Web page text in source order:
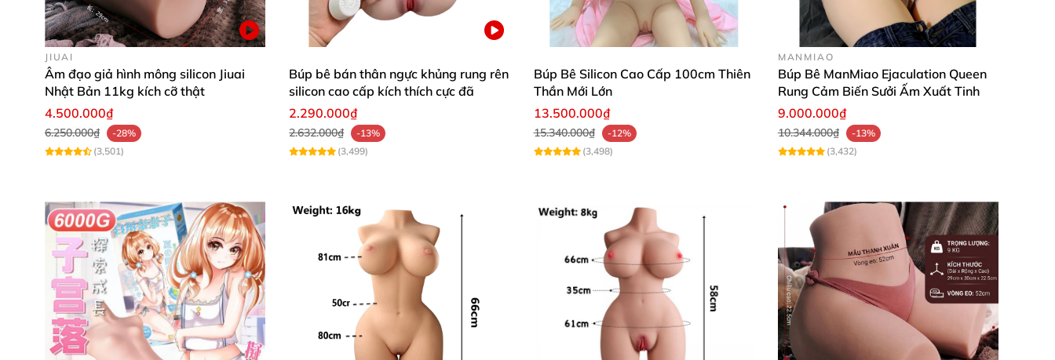
JIUAI
Âm đạo giả hình mông silicon Jiuai
Nhật Bản 11kg kích cỡ thật
4.500.000₫
6.250.000₫
-28%
(3,501)
Búp bê bán thân ngực khủng rung rên
silicon cao cấp kích thích cực đã
2.290.000₫
2.632.000₫
-13%
(3,499)
Búp Bê Silicon Cao Cấp 100cm Thiên
Thần Mới Lớn
13.500.000₫
15.340.000₫
-12%
(3,498)
MANMIAO
Búp Bê ManMiao Ejaculation Queen
Rung Cảm Biến Sưởi Ấm Xuất Tinh
9.000.000₫
10.344.000₫
-13%
(3,432)